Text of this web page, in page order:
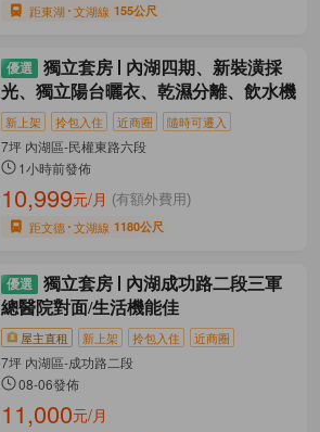
距東湖 文湖線 155公尺
獨立套房
內湖四期、新裝潢採
光、獨立陽台曬衣、乾濕分離、飲水機
新上架 拎包入住 近商圈 隨時可遷入
7坪 內湖區-民權東路六段
1小時前發佈
10,999元/月 (有額外費用)
距文德 文湖線 1180公尺
獨立套房
內湖成功路二段三軍
總醫院對面/生活機能佳
屋主直租 新上架 拎包入住 近商圈
7坪 內湖區-成功路二段
08-06發佈
11,000元/月